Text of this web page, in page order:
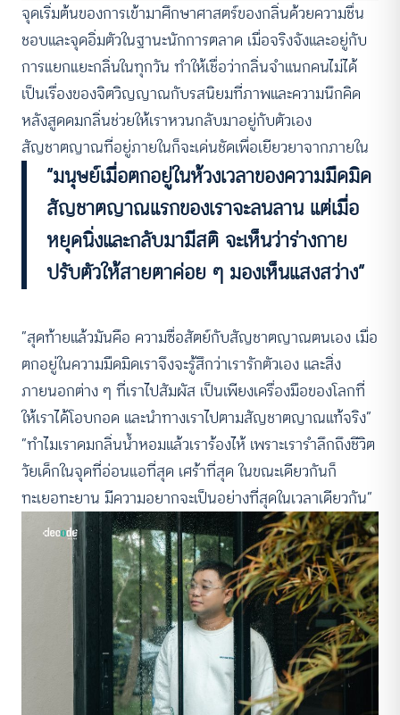
จุดเริ่มต้นของการเข้ามาศึกษาศาสตร์ของกลิ่นด้วยความชื่น
ชอบและจุดอิ่มตัวในฐานะนักการตลาด เมื่อจริงจังและอยู่กับ
การแยกแยะกลิ่นในทุกวัน ทำให้เชื่อว่ากลิ่นจำแนกคนไม่ได้
เป็นเรื่องของจิตวิญญาณกับรสนิยมที่ภาพและความนึกคิด
หลังสูดดมกลิ่นช่วยให้เราหวนกลับมาอยู่กับตัวเอง
สัญชาตญาณที่อยู่ภายในก็จะเด่นชัดเพื่อเยียวยาจากภายใน
“มนุษย์เมื่อตกอยู่ในห้วงเวลาของความมืดมิด
สัญชาตญาณแรกของเราจะลนลาน แต่เมื่อ
หยุดนิ่งและกลับมามีสติ จะเห็นว่าร่างกาย
ปรับตัวให้สายตาค่อย ๆ มองเห็นแสงสว่าง”
“สุดท้ายแล้วมันคือ ความซื่อสัตย์กับสัญชาตญาณตนเอง เมื่อ
ตกอยู่ในความมืดมิดเราจึงจะรู้สึกว่าเรารักตัวเอง และสิ่ง
ภายนอกต่าง ๆ ที่เราไปสัมผัส เป็นเพียงเครื่องมือของโลกที่
ให้เราได้โอบกอด และนำทางเราไปตามสัญชาตญาณแท้จริง”
“ทำไมเราดมกลิ่นน้ำหอมแล้วเราร้องไห้ เพราะเรารำลึกถึงชีวิต
วัยเด็กในจุดที่อ่อนแอที่สุด เศร้าที่สุด ในขณะเดียวกันก็
ทะเยอทะยาน มีความอยากจะเป็นอย่างที่สุดในเวลาเดียวกัน”